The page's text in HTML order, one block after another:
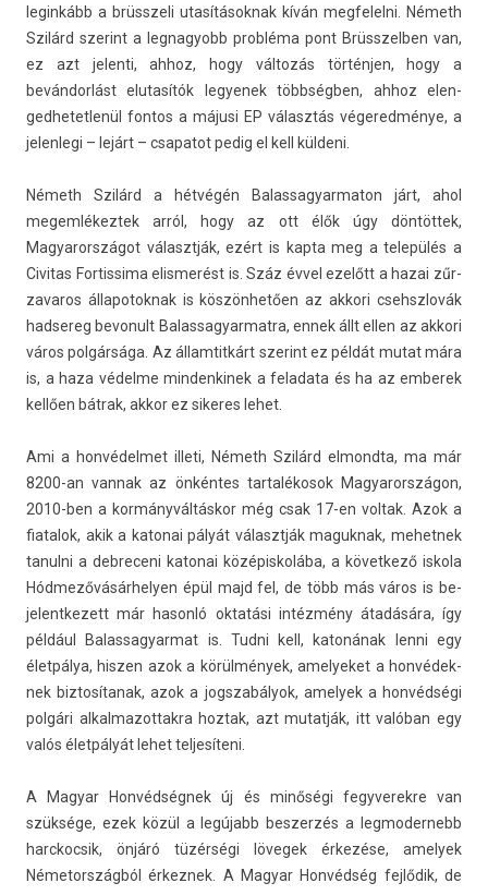
legin­kább a brüsszeli utasítások­nak kíván meg­felel­ni. Németh
Szilárd szerint a leg­nagyobb probléma pont Brüsszelb­en van,
ez azt jelen­ti, ahhoz, hogy változás történjen, hogy a
bevándorlást elutasítók legyenek többségben, ahhoz elen­
gedhetet­lenül fon­tos a májusi EP választás végered­ménye, a
jelen­legi – lejárt – csapatot pedig el kell küldeni.
Németh Szilárd a hétvégén Balas­sagyar­maton járt, ahol
megem­lékez­tek arról, hogy az ott élők úgy döntöttek,
Magyarországot választják, ezért is kapta meg a település a
Civitas For­tissima elis­merést is. Száz évvel ezelőtt a hazai zűr­
zavaros állapotok­nak is köszönhetően az ak­kori csehszlovák
had­sereg be­vonult Balas­sagyar­matra, ennek állt ellen az ak­kori
város polgársága. Az állam­titkárt szerint ez példát mutat mára
is, a haza védelme min­denkinek a feladata és ha az em­berek
kellően bátrak, akkor ez sikeres lehet.
Ami a hon­védel­met il­leti, Németh Szilárd el­mondta, ma már
8200-an van­nak az önkéntes tar­talékosok Magyarországon,
2010-ben a kormányváltáskor még csak 17-en vol­tak. Azok a
fiatalok, akik a katonai pályát választják maguk­nak, mehet­nek
tanul­ni a de­breceni katonai középis­kolába, a követ­kező is­kola
Hód­mezővásár­hely­en épül majd fel, de több más város is be­
jelentkezett már hasonló oktatási intézmény átadására, így
például Balas­sagyar­mat is. Tudni kell, katonának lenni egy
életpálya, hisz­en azok a körülmények, amelyeket a hon­védek­
nek bi­ztosítanak, azok a jogszabályok, amelyek a honvédségi
polgári al­kal­mazot­takra hoz­tak, azt mutat­ják, itt valóban egy
valós életpályát lehet tel­jesíteni.
A Magyar Honvédségnek új és minőségi fegyverek­re van
szüksége, ezek közül a legújabb be­szer­zés a leg­moder­nebb
harckoc­sik, önjáró tüzérségi lövegek érkezése, amelyek
Németország­ból érkez­nek. A Magyar Honvédség fejlődik, de